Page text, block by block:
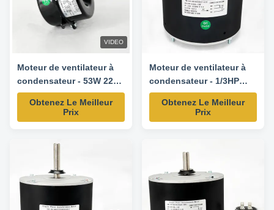
VIDEO
Moteur de ventilateur à
condensateur - 53W 220V
60HZ 920RPM/3SPD
Obtenez Le Meilleur
Prix
Moteur de ventilateur à
condensateur - 1/3HP
208-230V 50/60HZ
1075RPM-K55HXAJT-4108
Moteur de remplacement
Obtenez Le Meilleur
Prix